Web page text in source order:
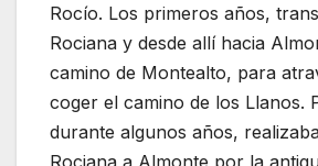
Rocío. Los primeros años,
Rociana y desde allí hacia
camino de Montealto, para
coger el camino de los Llanos.
durante algunos años,
Rociana a Almonte por la